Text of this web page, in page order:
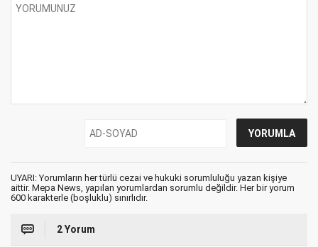
UYARI: Yorumların her türlü cezai ve hukuki sorumluluğu yazan kişiye
aittir. Mepa News, yapılan yorumlardan sorumlu değildir. Her bir yorum
600 karakterle (boşluklu) sınırlıdır.
2 Yorum